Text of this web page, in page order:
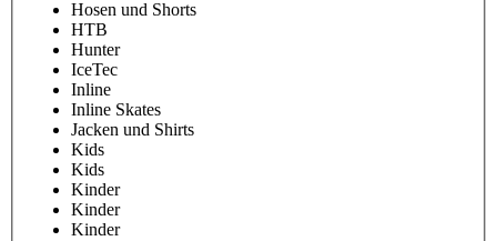
Hosen und Shorts
HTB
Hunter
IceTec
Inline
Inline Skates
Jacken und Shirts
Kids
Kids
Kinder
Kinder
Kinder